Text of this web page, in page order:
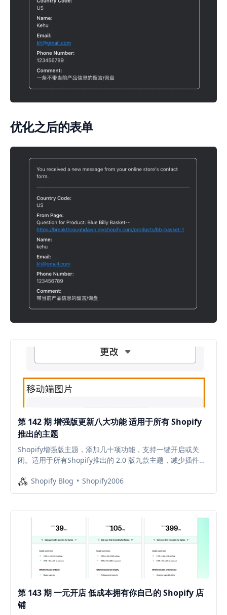
优化之后的表单
第 142 期 增强版更新八大功能 适用于所有 Shopify
推出的主题
Shopify增强版主题，添加几十项功能，支持一键开启或关
闭。适用于所有Shopify推出的 2.0 版九款主题，减少插件安
Shopify Blog
Shopify2006
第 143 期 一元开店 低成本拥有你自己的 Shopify 店
铺